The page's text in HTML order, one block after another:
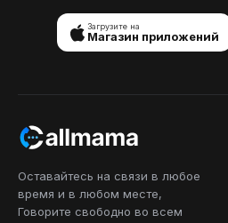
Загрузите на
Магазин приложений
Оставайтесь на связи в любое
время и в любом месте,
Говорите свободно во всем